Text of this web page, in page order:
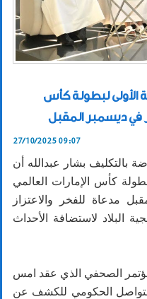
لبطولة كأس
في ديسمبر المقبل
27/10/2025 09:07
بالتكليف بشار عبدالله أن
كأس الإمارات العالمي
مدعاة للفخر والاعتزاز
البلاد لاستضافة الأحداث
الصحفي الذي عقد امس
الحكومي للكشف عن